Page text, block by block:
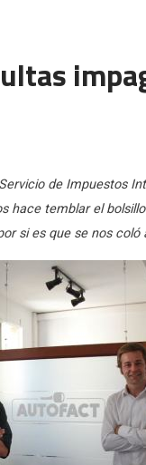
de Impuestos
hace temblar el
si es que se nos